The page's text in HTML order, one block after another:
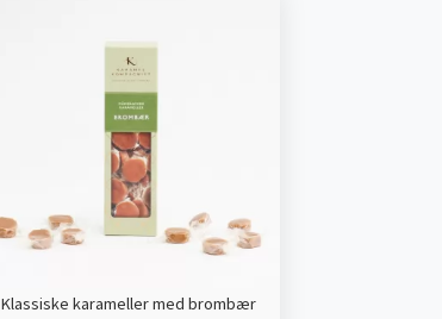
Klassiske karameller med brombær